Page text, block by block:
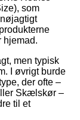
som
hjemad.
men typisk
I øvrigt burde
der ofte –
Skælskør –
til et